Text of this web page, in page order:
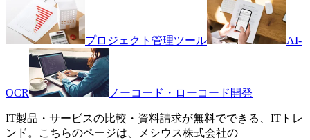
プロジェクト管理ツール AI-
OCR ノーコード・ローコード開発
IT製品・サービスの比較・資料請求が無料でできる、ITトレ
ンド。こちらのページは、
メシウス株式会社の